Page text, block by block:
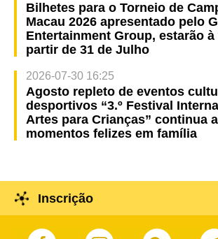
Bilhetes para o Torneio de
Macau 2026 apresentado pelo
Entertainment Group, estarão à
partir de 31 de Julho
2026-07-30 16:25
Agosto repleto de eventos
desportivos “3.º Festival
Artes para Crianças” continua
momentos felizes em família
Inscrição